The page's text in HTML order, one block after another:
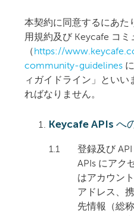
本契約に同意するにあた
用規約及び Keycafe コ
（ https://
community-guidelines
ィガイドライン」といい
ればなりません。
Keycafe APIs へ
1.1
登録及び
APIs にアク
はアカウン
アドレス、
先情報（総